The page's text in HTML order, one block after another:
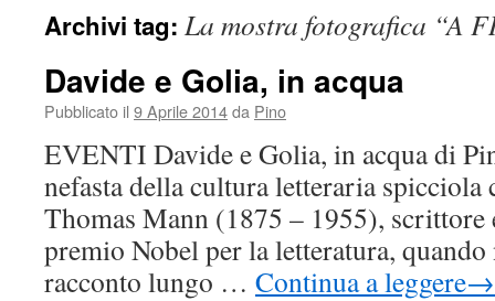
Archivi tag: La mostra fotografica “A
Davide e Golia, in acqua
Pubblicato il 9 Aprile 2014da Pino
EVENTI Davide e Golia, in acqua di
nefasta della cultura letteraria spicciola
Thomas Mann (1875 – 1955), scrittore
premio Nobel per la letteratura,
racconto lungo … Continua a leggere→